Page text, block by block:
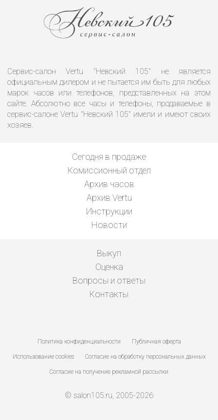
Сервис-салон Vertu "Невский 105" не является
официальным дилером и не пытается им быть для любых
марок часов или телефонов, представленных на этом
сайте. Абсолютно все часы и телефоны, продаваемые в
сервис-салоне Vertu "Невский 105" имели и имеют своих
хозяев.
Сегодня в продаже
Комиссионный отдел
Архив часов
Архив Vertu
Инструкции
Новости
Выкуп
Оценка
Вопросы и ответы
Контакты
Политика конфиденциальности Публичная оферта
Использование cookies Согласие на обработку персональных данных
Согласие на получение рекламной рассылки
© salon105.ru, 2005-2026